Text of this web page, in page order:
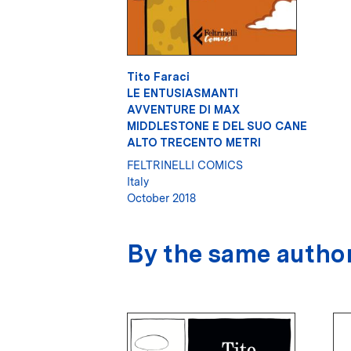
Tito Faraci
LE ENTUSIASMANTI
AVVENTURE DI MAX
MIDDLESTONE E DEL SUO CANE
ALTO TRECENTO METRI
FELTRINELLI COMICS
Italy
October 2018
By the same